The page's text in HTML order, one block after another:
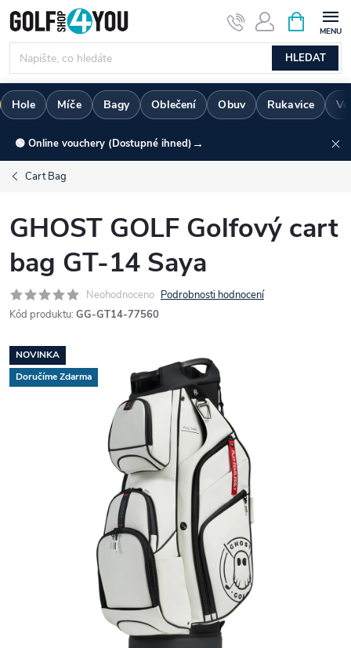
Přejít
na
obsah
HLEDAT
NÁKUPNÍ
KOŠÍK
Hole Míče Bagy Oblečení Obuv Rukavice
🟢 Online vouchery (Dostupné ihned) →
Cart Bag
GHOST GOLF Golfový cart
bag GT-14 Saya
Neohodnoceno Podrobnosti hodnocení
Kód produktu: GG-GT14-77560
NOVINKA
Doručíme Zdarma